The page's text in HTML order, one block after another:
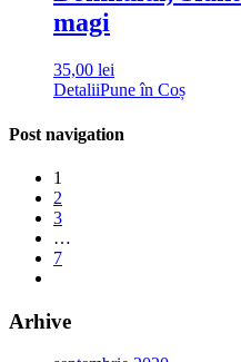
magi
35,00 lei
DetaliiPune în Coș
Post navigation
1
2
3
…
7
Arhive